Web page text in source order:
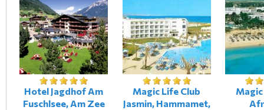
Hotel Jagdhof Am
Fuschlsee, Am Zee
Magic Life Club
Jasmin, Hammamet,